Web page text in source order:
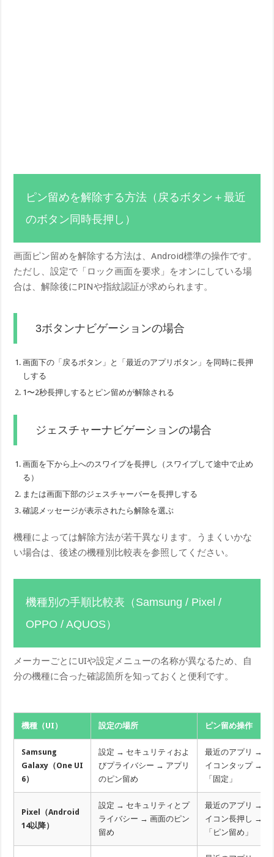
ピン留めを解除する方法（戻るボタン＋最近
のボタン同時長押し）
画面ピン留めを解除する方法は、Android標準の操作です。
ただし、設定で「ロック画面を要求」をオンにしている場
合は、解除後にPINや指紋認証が求められます。
3ボタンナビゲーションの場合
画面下の「戻るボタン」と「最近のアプリボタン」を同時に長押
しする
1〜2秒長押しするとピン留めが解除される
ジェスチャーナビゲーションの場合
画面を下から上へのスワイプを長押し（スワイプして途中で止め
る）
または画面下部のジェスチャーバーを長押しする
確認メッセージが表示されたら解除を選ぶ
機種によっては解除方法が若干異なります。うまくいかな
い場合は、後述の機種別比較表を参照してください。
機種別の手順比較表（Samsung / Pixel /
OPPO / AQUOS）
メーカーごとにUIや設定メニューの名称が異なるため、自
分の機種に合った確認箇所を知っておくと便利です。
機種（UI） 設定の場所 ピン留め操作
Samsung
Galaxy（One UI
6）
設定 → セキュリティおよ
びプライバシー → アプリ
のピン留め
最近のアプリ → ア
イコンタップ →
「固定」
Pixel（Android
14以降）
設定 → セキュリティとプ
ライバシー → 画面のピン
留め
最近のアプリ → ア
イコン長押し →
「ピン留め」